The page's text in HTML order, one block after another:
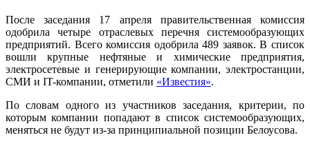
После заседания 17 апреля правительственная комиссия
одобрила четыре отраслевых перечня системообразующих
предприятий. Всего комиссия одобрила 489 заявок. В список
вошли крупные нефтяные и химические предприятия,
электросетевые и генерирующие компании, электростанции,
СМИ и IT-компании, отметили «Известия».
По словам одного из участников заседания, критерии, по
которым компании попадают в список системообразующих,
меняться не будут из-за принципиальной позиции Белоусова.